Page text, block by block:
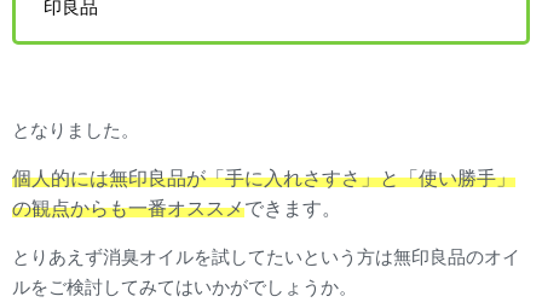
印良品
となりました。
個人的には無印良品が「手に入れさすさ」と「使い勝手」
の観点からも一番オススメできます。
とりあえず消臭オイルを試してたいという方は無印良品のオイ
ルをご検討してみてはいかがでしょうか。